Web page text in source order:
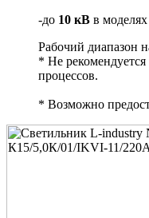
-до 10 кВ в
Рабочий диапазон
* Не
процессов.
* Возможно